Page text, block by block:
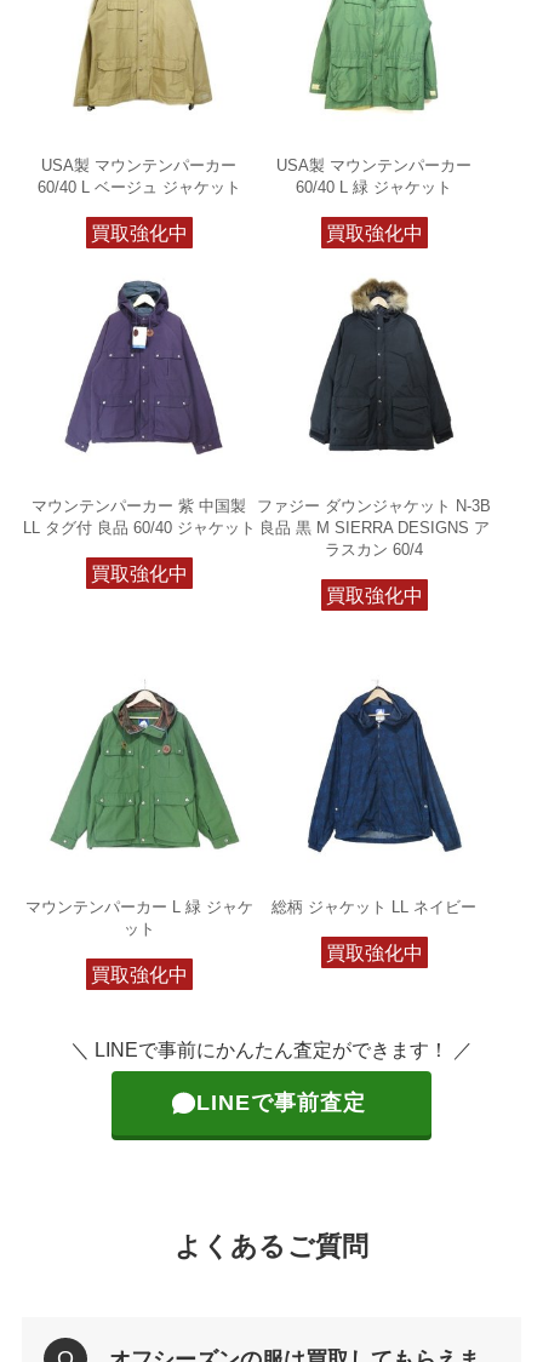
USA製 マウンテンパーカー
60/40 L ベージュ ジャケット
買取強化中
USA製 マウンテンパーカー
60/40 L 緑 ジャケット
買取強化中
マウンテンパーカー 紫 中国製
LL タグ付 良品 60/40 ジャケット
買取強化中
ファジー ダウンジャケット N-3B
良品 黒 M SIERRA DESIGNS ア
ラスカン 60/4
買取強化中
マウンテンパーカー L 緑 ジャケ
ット
買取強化中
総柄 ジャケット LL ネイビー
買取強化中
＼ LINEで事前にかんたん査定ができます！ ／
LINEで事前査定
よくあるご質問